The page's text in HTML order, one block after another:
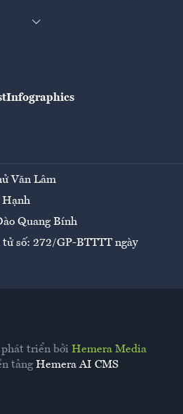
Infographics
Văn Lâm
Hạnh
Quang Bính
số: 272/GP-BTTTT ngày
triển bởi Hemera Media
tảng Hemera AI CMS